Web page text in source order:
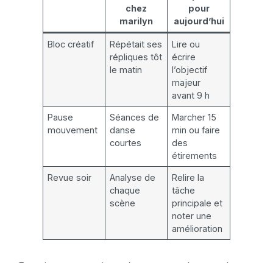
chez
marilyn
pour
aujourd’hui
Bloc créatif
Répétait ses
répliques tôt
le matin
Lire ou
écrire
l’objectif
majeur
avant 9 h
Pause
mouvement
Séances de
danse
courtes
Marcher 15
min ou faire
des
étirements
Revue soir
Analyse de
chaque
scène
Relire la
tâche
principale et
noter une
amélioration